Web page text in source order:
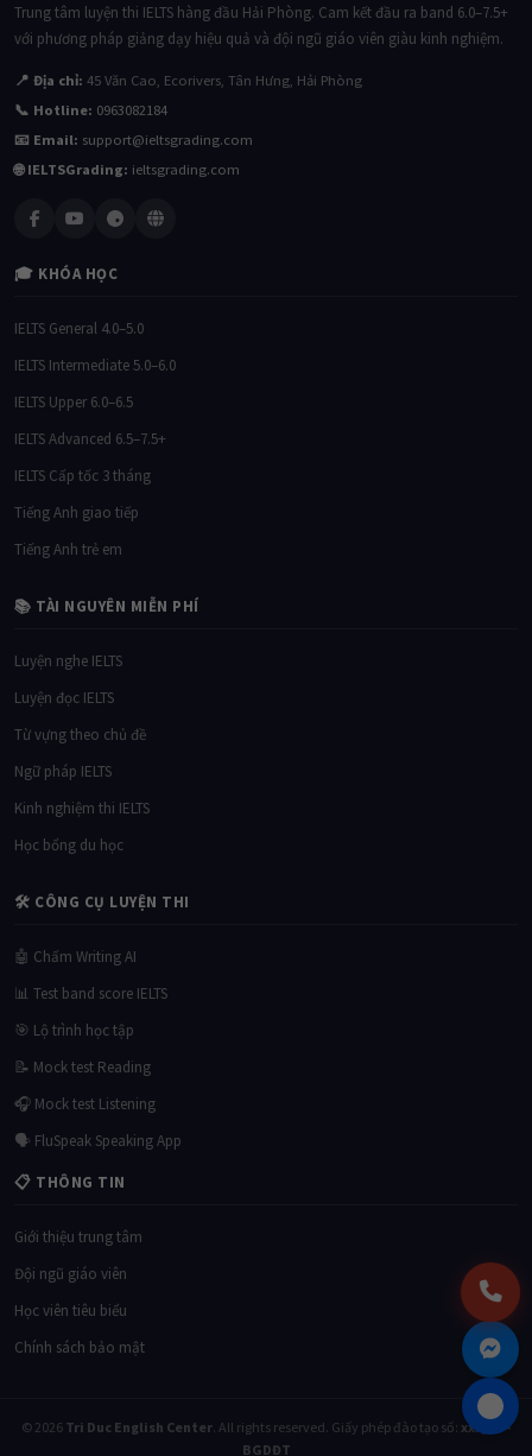
Trung tâm luyện thi IELTS hàng đầu Hải Phòng. Cam kết đầu ra band 6.0–7.5+
với phương pháp giảng dạy hiệu quả và đội ngũ giáo viên giàu kinh nghiệm.
📍 Địa chỉ: 45 Văn Cao, Ecorivers, Tân Hưng, Hải Phòng
📞 Hotline: 0963082184
📧 Email: support@ieltsgrading.com
🌐 IELTSGrading: ieltsgrading.com
🎓 KHÓA HỌC
IELTS General 4.0–5.0
IELTS Intermediate 5.0–6.0
IELTS Upper 6.0–6.5
IELTS Advanced 6.5–7.5+
IELTS Cấp tốc 3 tháng
Tiếng Anh giao tiếp
Tiếng Anh trẻ em
📚 TÀI NGUYÊN MIỄN PHÍ
Luyện nghe IELTS
Luyện đọc IELTS
Từ vựng theo chủ đề
Ngữ pháp IELTS
Kinh nghiệm thi IELTS
Học bổng du học
🛠 CÔNG CỤ LUYỆN THI
🤖 Chấm Writing AI
📊 Test band score IELTS
🎯 Lộ trình học tập
📝 Mock test Reading
🎧 Mock test Listening
🗣 FluSpeak Speaking App
📋 THÔNG TIN
Giới thiệu trung tâm
Đội ngũ giáo viên
Học viên tiêu biểu
Chính sách bảo mật
© 2026 Tri Duc English Center . All rights reserved. Giấy phép đào tạo số: xxx/GP-
BGDĐT